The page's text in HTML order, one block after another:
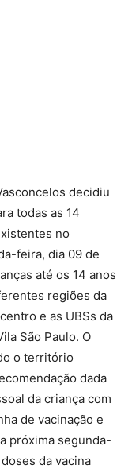
decidiu
todas as 14
no
feira, dia 09 de
até os 14 anos
regiões da
e as UBSs da
São Paulo. O
o território
dada
da criança com
de vacinação e
próxima segunda-
da vacina